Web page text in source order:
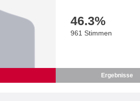
46.3%
961 Stimmen
Ergebnisse